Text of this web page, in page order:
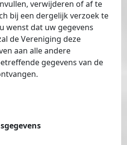
verwijderen of af te
bij een dergelijk verzoek te
wenst dat uw gegevens
de Vereniging deze
aan alle andere
gegevens van de